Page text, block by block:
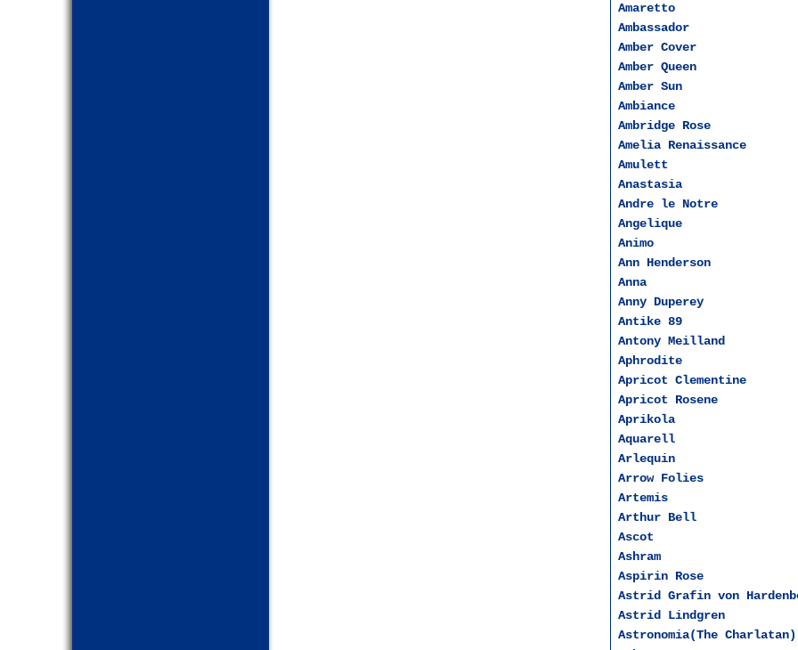
Amaretto
Ambassador
Amber Cover
Amber Queen
Amber Sun
Ambiance
Ambridge Rose
Amelia Renaissance
Amulett
Anastasia
Andre le Notre
Angelique
Animo
Ann Henderson
Anna
Anny Duperey
Antike 89
Antony Meilland
Aphrodite
Apricot Clementine
Apricot Rosene
Aprikola
Aquarell
Arlequin
Arrow Folies
Artemis
Arthur Bell
Ascot
Ashram
Aspirin Rose
Astrid Grafin von
Astrid Lindgren
Astronomia(The Charlatan)